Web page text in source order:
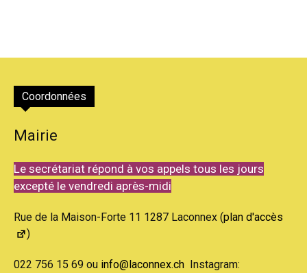
Coordonnées
Mairie
Le secrétariat répond à vos appels tous les jours
excepté le vendredi après-midi
Rue de la Maison-Forte 11 1287 Laconnex (plan d'accès
)
022 756 15 69 ou info@laconnex.ch Instagram: